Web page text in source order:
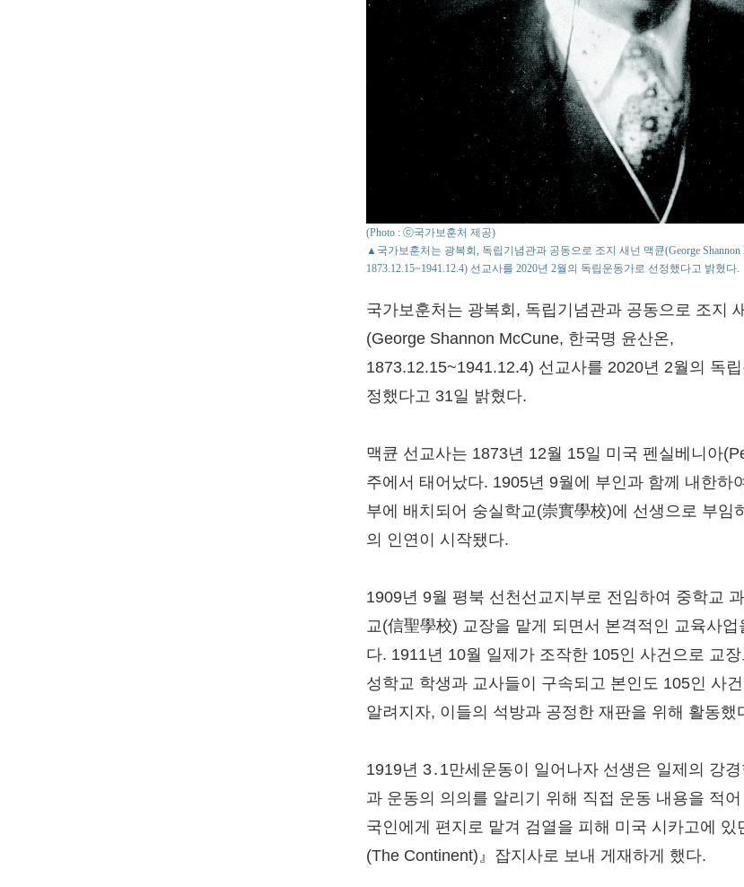
(Photo : ⓒ국가보훈처 제공)
▲국가보훈처는 광복회, 독립기념관과 공동으로 조지 새넌 맥큔(George Shannon
1873.12.15~1941.12.4) 선교사를 2020년 2월의 독립운동가로 선정했다고 밝혔다.
국가보훈처는 광복회, 독립기념관과 공동으로 조지
(George Shannon McCune, 한국명 윤산온,
1873.12.15~1941.12.4) 선교사를 2020년 2월의 독
정했다고 31일 밝혔다.
맥큔 선교사는 1873년 12월 15일 미국 펜실베니아
주에서 태어났다. 1905년 9월에 부인과 함께 내한하
부에 배치되어 숭실학교(崇實學校)에 선생으로 부임
의 인연이 시작됐다.
1909년 9월 평북 선천선교지부로 전임하여 중학교
교(信聖學校) 교장을 맡게 되면서 본격적인 교육사업
다. 1911년 10월 일제가 조작한 105인 사건으로 교
성학교 학생과 교사들이 구속되고 본인도 105인 사
알려지자, 이들의 석방과 공정한 재판을 위해 활동했
1919년 3․1만세운동이 일어나자 선생은 일제의 강
과 운동의 의의를 알리기 위해 직접 운동 내용을 적어
국인에게 편지로 맡겨 검열을 피해 미국 시카고에 있
(The Continent)』잡지사로 보내 게재하게 했다.